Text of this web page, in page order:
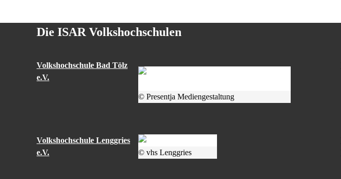
Die ISAR Volkshochschulen
Volkshochschule Bad Tölz
e.V.
© Presentja Mediengestaltung
Volkshochschule Lenggries
e.V.
© vhs Lenggries